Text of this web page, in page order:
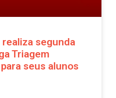
realiza segunda
Triagem
seus alunos